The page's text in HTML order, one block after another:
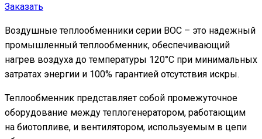
Заказать
Воздушные теплообменники серии ВОС – это надежный
промышленный теплообменник, обеспечивающий
нагрев воздуха до температуры 120°С при минимальных
затратах энергии и 100% гарантией отсутствия искры.
Теплообменник представляет собой промежуточное
оборудование между теплогенератором, работающим
на биотопливе, и вентилятором, используемым в цепи